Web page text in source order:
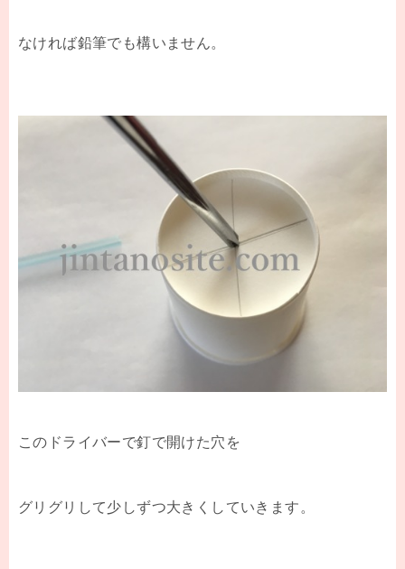
なければ鉛筆でも構いません。
このドライバーで釘で開けた穴を
グリグリして少しずつ大きくしていきます。